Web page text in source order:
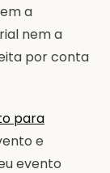
a
nem a
por conta
para
e
evento